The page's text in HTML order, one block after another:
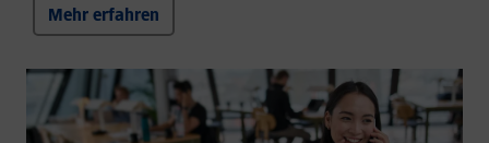
Mehr erfahren